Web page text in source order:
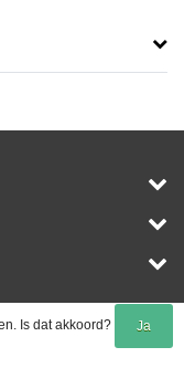
InStijl Media
Is dat akkoord? Ja